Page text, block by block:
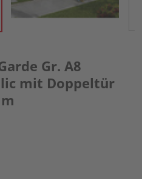
Gr. A8
mit Doppeltür